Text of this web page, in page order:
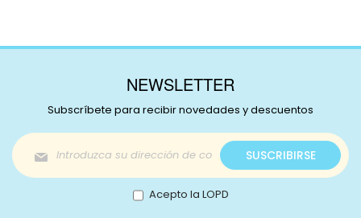
NEWSLETTER
Subscríbete para recibir novedades y descuentos
Inscríbase
a
nuestro
boletín
de
SUSCRIBIRSE
Acepto la LOPD